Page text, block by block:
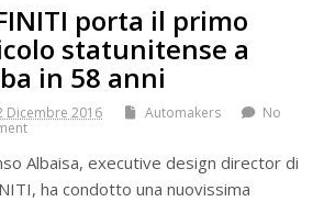
porta il primo
statunitense a
in 58 anni
Dicembre 2016 Automakers
No
Albaisa, executive design director di
ha condotto una nuovissima